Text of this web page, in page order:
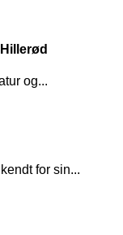
og...
for sin...